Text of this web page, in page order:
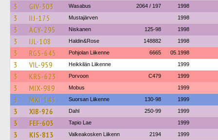
3 GIV-303 Wasabus 2064 / 197 1998
3 IIJ-175 Mustajärven 1998
3 ACY-295 Niskanen 125-98 1998
3 IJL-108 Haldin&Rose 148882 1998
3 RGS-645 Pohjolan Liikenne 6665 05.1998
3 VIL-959 Heikkilän Liikenne 1999
3 KRS-623 Porvoon C479 1999
3 MIX-989 Mobus 1999
3 MXI-143 Suorsan Liikenne 130-98 1999
3 XIB-926 Dahl 250-99 1999
3 FEF-603 Tapio Lae 1999
3 KIS-813 Valkeakosken Liikenn 2194 1999